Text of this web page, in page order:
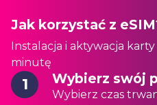
Jak korzystać z
Instalacja i aktywacja
minutę
1 Wybierz swój
Wybierz czas